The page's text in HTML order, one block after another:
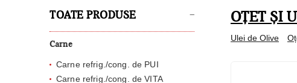
TOATE PRODUSE
Carne
Carne refrig./cong. de PUI
Carne refrig./cong. de VITA
OȚET ȘI
Ulei de Olive